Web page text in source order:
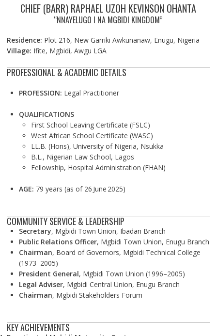
CHIEF (BARR) RAPHAEL UZOH KEVINSON OHANTA
“NNAYELUGO I NA MGBIDI KINGDOM”
Residence: Plot 216, New Garriki Awkunanaw, Enugu, Nigeria
Village: Ifite, Mgbidi, Awgu LGA
PROFESSIONAL & ACADEMIC DETAILS
PROFESSION: Legal Practitioner
QUALIFICATIONS
First School Leaving Certificate (FSLC)
West African School Certificate (WASC)
LL.B. (Hons), University of Nigeria, Nsukka
B.L., Nigerian Law School, Lagos
Fellowship, Hospital Administration (FHAN)
AGE: 79 years (as of 26 June 2025)
COMMUNITY SERVICE & LEADERSHIP
Secretary, Mgbidi Town Union, Ibadan Branch
Public Relations Officer, Mgbidi Town Union, Enugu Branch
Chairman, Board of Governors, Mgbidi Technical College
(1973–2005)
President General, Mgbidi Town Union (1996–2005)
Legal Adviser, Mgbidi Central Union, Enugu Branch
Chairman, Mgbidi Stakeholders Forum
KEY ACHIEVEMENTS